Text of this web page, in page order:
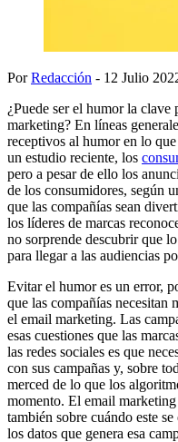
PorRedacción - 12 Julio
¿Puede ser el humor la clave
marketing? En líneas
receptivos al humor en lo
un estudio reciente, los
pero a pesar de ello los
de los consumidores, según
que las compañías sean
los líderes de marcas
no sorprende descubrir que
para llegar a las audiencias
Evitar el humor es un error,
que las compañías necesitan
el email marketing. Las
esas cuestiones que las
las redes sociales es que
con sus campañas y, sobre
merced de lo que los
momento. El email
también sobre cuándo este
los datos que genera esa